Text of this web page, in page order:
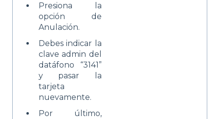
Presiona la
opción de
Anulación.
Debes indicar la
clave admin del
datáfono “3141”
y pasar la
tarjeta
nuevamente.
Por último,